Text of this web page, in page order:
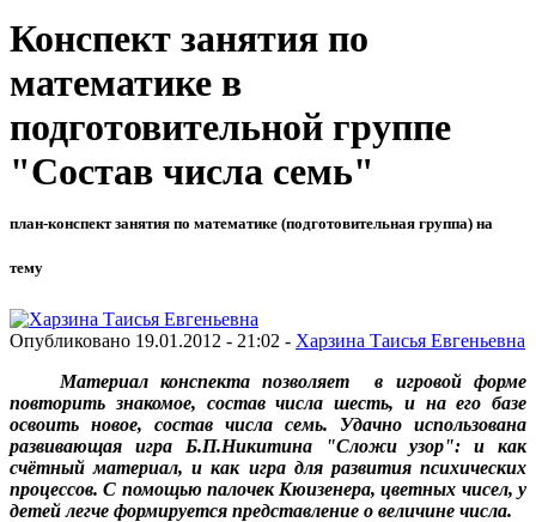
Конспект занятия по
математике в
подготовительной группе
"Состав числа семь"
план-конспект занятия по математике (подготовительная группа) на
тему
Опубликовано 19.01.2012 - 21:02 - Харзина Таисья Евгеньевна
Материал конспекта позволяет в игровой форме
повторить знакомое, состав числа шесть, и на его базе
освоить новое, состав числа семь. Удачно использована
развивающая игра Б.П.Никитина "Сложи узор": и как
счётный материал, и как игра для развития психических
процессов. С помощью палочек Кюизенера, цветных чисел, у
детей легче формируется представление о величине числа.